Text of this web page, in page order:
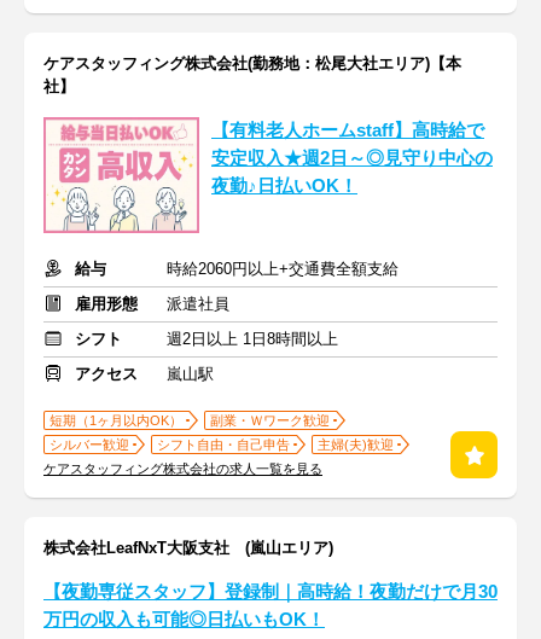
ケアスタッフィング株式会社(勤務地：松尾大社エリア)【本
社】
【有料老人ホームstaff】高時給で
安定収入★週2日～◎見守り中心の
夜勤♪日払いOK！
給与
時給2060円以上+交通費全額支給
雇用形態
派遣社員
シフト
週2日以上 1日8時間以上
アクセス
嵐山駅
短期（1ヶ月以内OK）
副業・Ｗワーク歓迎
シルバー歓迎
シフト自由・自己申告
主婦(夫)歓迎
ケアスタッフィング株式会社の求人一覧を見る
株式会社LeafNxT大阪支社 (嵐山エリア)
【夜勤専従スタッフ】登録制｜高時給！夜勤だけで月30
万円の収入も可能◎日払いもOK！